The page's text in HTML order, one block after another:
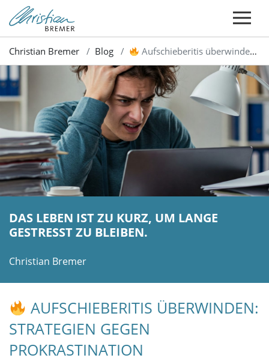
Christian Bremer Blog Aufschieberitis überwinden: Strategien gegen Prokrastination
DAS LEBEN IST ZU KURZ, UM LANGE
GESTRESST ZU BLEIBEN.
Christian Bremer
AUFSCHIEBERITIS ÜBERWINDEN:
STRATEGIEN GEGEN
PROKRASTINATION